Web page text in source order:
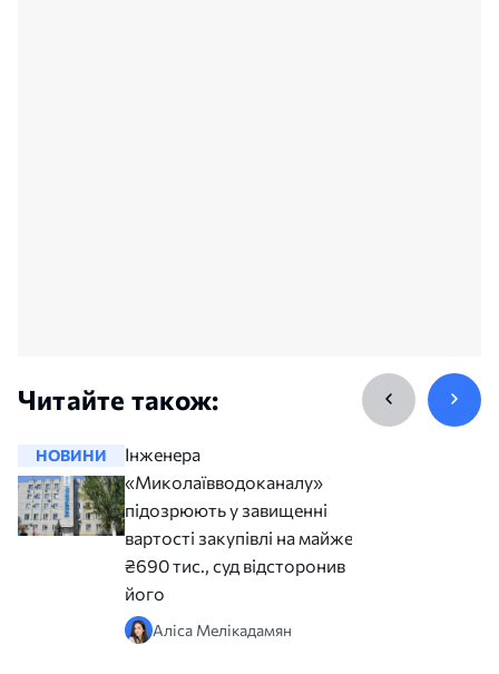
Читайте також:
НОВИНИ
Інженера
«Миколаївводоканалу»
підозрюють у завищенні
вартості закупівлі на майже
₴690 тис., суд відсторонив
його
Аліса Мелікадамян